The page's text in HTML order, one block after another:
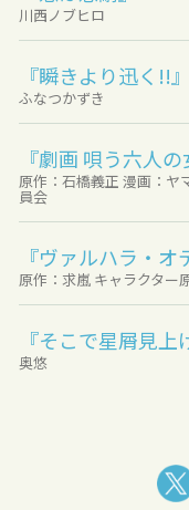
川西ノブヒロ
『瞬きより迅く!!』
ふなつかずき
『劇画 唄う六人の
原作：石橋義正 漫画：ヤ
員会
『ヴァルハラ・オ
原作：求嵐 キャラクター
『そこで星屑見上
奥悠